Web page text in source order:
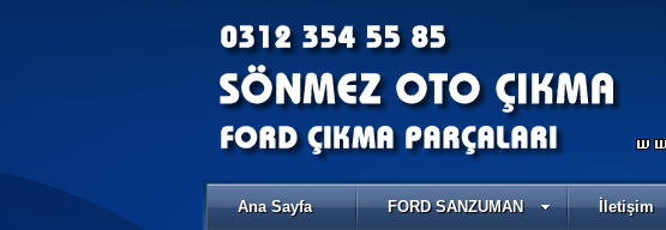
Ana Sayfa FORD SANZUMAN
İletişim